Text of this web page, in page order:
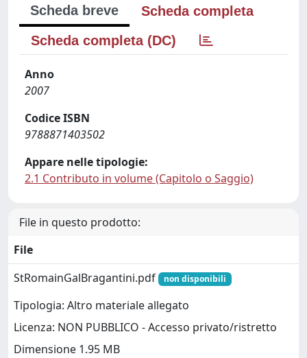
Scheda breve
Scheda completa
Scheda completa (DC)
Anno
2007
Codice ISBN
9788871403502
Appare nelle tipologie:
2.1 Contributo in volume (Capitolo o Saggio)
File in questo prodotto:
File
StRomainGalBragantini.pdf
non disponibili
Tipologia: Altro materiale allegato
Licenza: NON PUBBLICO - Accesso privato/ristretto
Dimensione 1.95 MB